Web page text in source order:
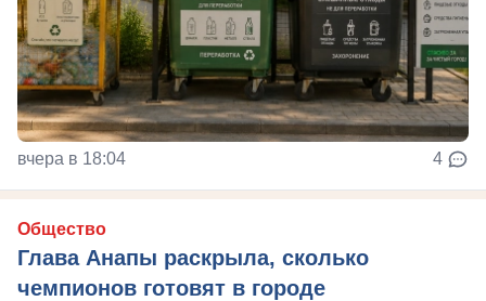
вчера в 18:04 4
Общество
Глава Анапы раскрыла, сколько
чемпионов готовят в городе